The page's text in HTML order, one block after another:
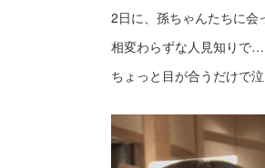
2日に、孫ちゃんたちに会
相変わらずな人見知りで
ちょっと目が合うだけで